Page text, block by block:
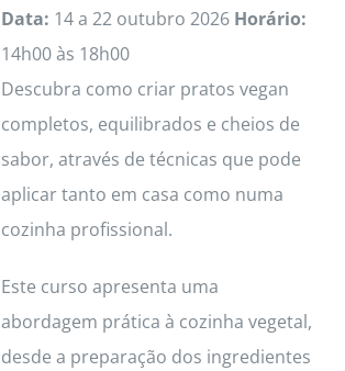
Data: 14 a 22 outubro 2026 Horário:
14h00 às 18h00
Descubra como criar pratos vegan
completos, equilibrados e cheios de
sabor, através de técnicas que pode
aplicar tanto em casa como numa
cozinha profissional.
Este curso apresenta uma
abordagem prática à cozinha vegetal,
desde a preparação dos ingredientes